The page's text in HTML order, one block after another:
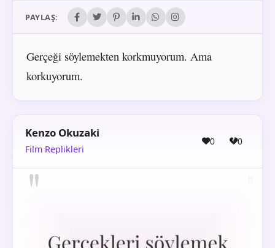
PAYLAŞ:
Gerçeği söylemekten korkmuyorum. Ama
korkuyorum.
Kenzo Okuzaki
Film Replikleri
0 0